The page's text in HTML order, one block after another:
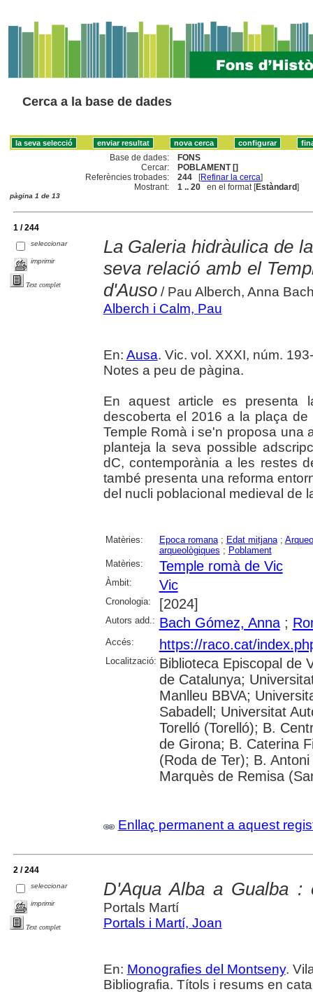
Cerca a la base de dades
Base de dades:
FONS
Cercar:
POBLAMENT []
Referències trobades:
244 [Refinar la cerca]
Mostrant:
1 .. 20 en el format [Estàndard]
pàgina 1 de 13
1 / 244
seleccionar
imprimir
Text complet
La Galeria hidràulica de
seva relació amb el
d'Auso/ Pau Alberch, Anna
Alberch i Calm, Pau
En: Ausa. Vic. vol. XXXI, núm.
Notes a peu de pàgina.
En aquest article es presenta
descoberta el 2016 a la plaça
Temple Romà i se'n proposa una
planteja la seva possible
dC, contemporània a les restes
també presenta una reforma
del nucli poblacional medieval de
Matèries: Epoca romana; Edat mitjana;
arqueològiques ; Poblament
Matèries:
Temple romà de Vic
Àmbit: Vic
Cronologia: [2024]
Autors add.: Bach Gómez, Anna;
Accés: https://raco.cat/
Localització: Biblioteca Episcopal de
de Catalunya;
Manlleu BBVA;
Sabadell; Universitat
Torelló (Torelló); B.
de Girona; B. Caterina
(Roda de Ter); B.
Marquès de Remisa
Enllaç permanent a aquest
2 / 244
seleccionar
imprimir
Text complet
D'Aqua Alba a Gualba :
Portals Martí
Portals i Martí, Joan
En: Monografies del Montseny.
Bibliografia. Títols i resums en